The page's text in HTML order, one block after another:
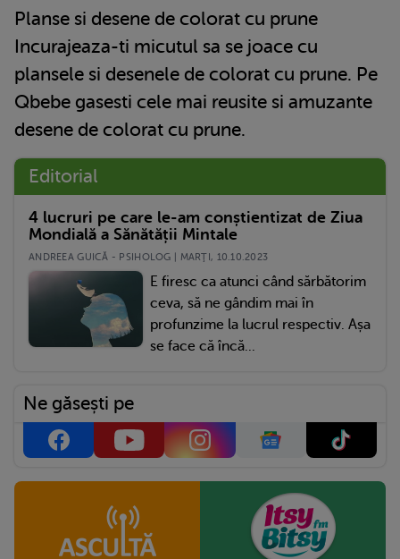
Planse si desene de colorat cu prune
Incurajeaza-ti micutul sa se joace cu
plansele si desenele de colorat cu prune. Pe
Qbebe gasesti cele mai reusite si amuzante
desene de colorat cu prune.
Editorial
4 lucruri pe care le-am conștientizat de Ziua
Mondială a Sănătății Mintale
ANDREEA GUICĂ - PSIHOLOG | MARŢI, 10.10.2023
E firesc ca atunci când sărbătorim
ceva, să ne gândim mai în
profunzime la lucrul respectiv. Așa
se face că încă...
Ne găsești pe